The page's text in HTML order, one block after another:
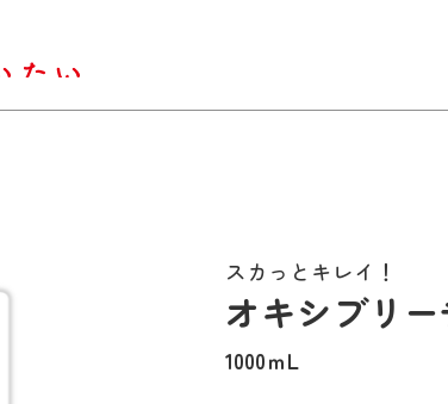
スカっとキレイ！
オキシブリ
1000ｍL